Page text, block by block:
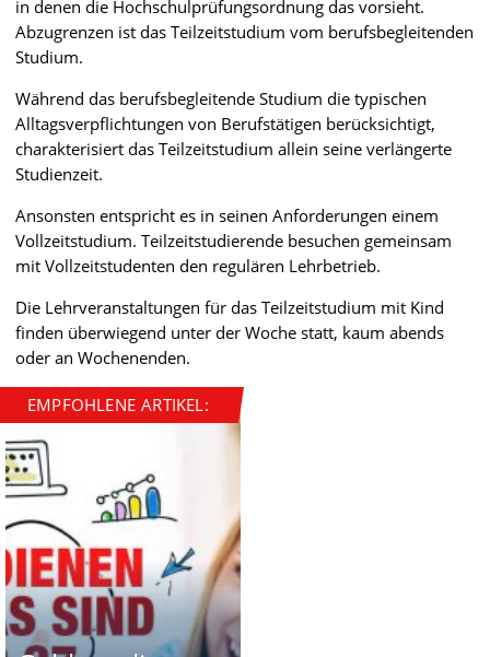
in denen die Hochschulprüfungsordnung das vorsieht.
Abzugrenzen ist das Teilzeitstudium vom berufsbegleitenden
Studium.
Während das berufsbegleitende Studium die typischen
Alltagsverpflichtungen von Berufstätigen berücksichtigt,
charakterisiert das Teilzeitstudium allein seine verlängerte
Studienzeit.
Ansonsten entspricht es in seinen Anforderungen einem
Vollzeitstudium. Teilzeitstudierende besuchen gemeinsam
mit Vollzeitstudenten den regulären Lehrbetrieb.
Die Lehrveranstaltungen für das Teilzeitstudium mit Kind
finden überwiegend unter der Woche statt, kaum abends
oder an Wochenenden.
EMPFOHLENE ARTIKEL: